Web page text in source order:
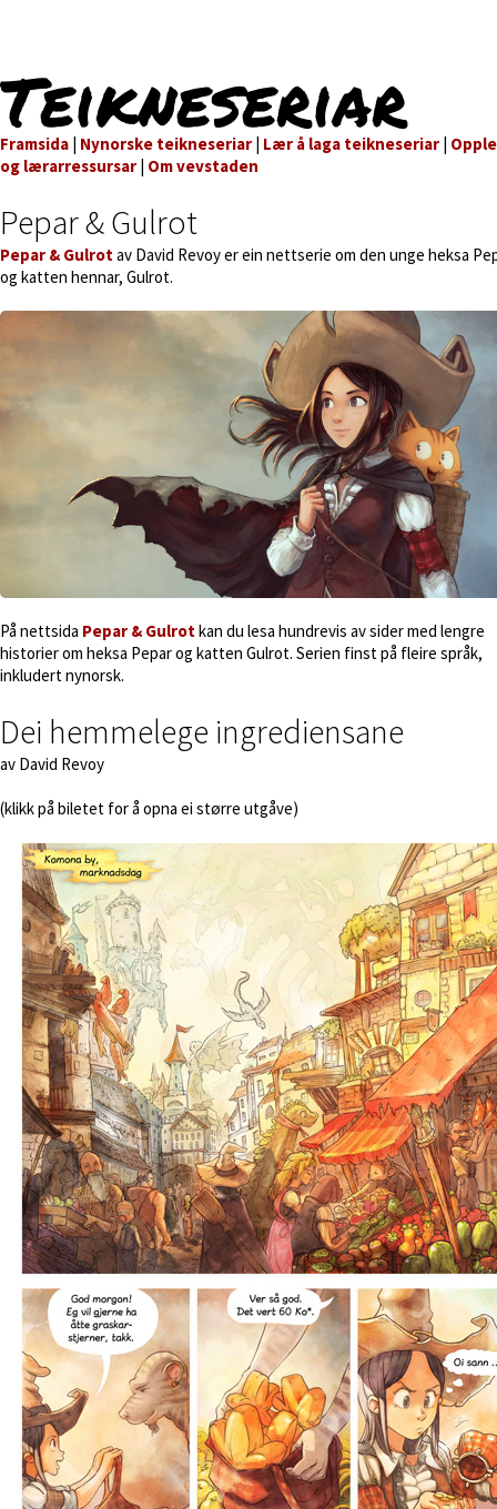
Teikneseriar
Framsida | Nynorske teikneseriar | Lær å laga teikneseriar |
og lærarressursar | Om vevstaden
Pepar & Gulrot
Pepar & Gulrotav David Revoy er ein nettserie om den unge heksa
og katten hennar, Gulrot.
På nettsida Pepar & Gulrotkan du lesa hundrevis av sider med lengre
historier om heksa Pepar og katten Gulrot. Serien finst på fleire språk,
inkludert nynorsk.
Dei hemmelege ingrediensane
av David Revoy
(klikk på biletet for å opna ei større utgåve)